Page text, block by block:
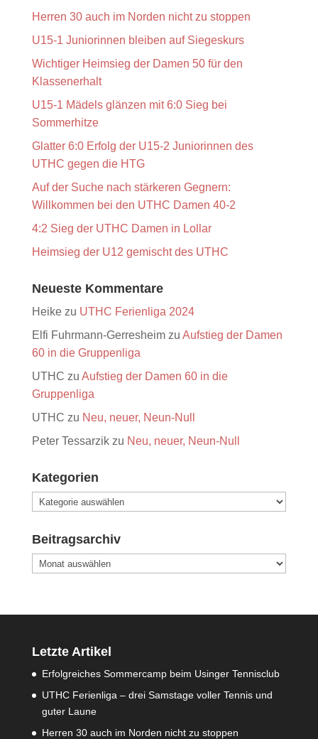
Herren 30 auch im Norden nicht zu stoppen
U15-1 Juniorinnen bleiben auf Siegeskurs
Wichtiger Heimsieg der Damen 50 für den
Klassenerhalt
U15-1 Mädels glänzen mit 6:0 Sieg bei
Sommerhitze
Glatter 6:0 Erfolg der U15-2 Juniorinnen des
UTHC gegen die HTG
Auf der Suche nach stärkeren Gegnern:
Willkommen bei den UTHC Damen 40-2
4:2 Sieg der UTHC Damen in Lollar
Heimsieg der U12 gemischt des UTHC
Neueste Kommentare
Heikezu UTHC Ferienliga 2024
Elfi Fuhrmann-Gerresheimzu Aufstieg der Damen
60 in die Gruppenliga
UTHC zu Aufstieg der Damen 60 in die
Gruppenliga
UTHC zu Neu, neuer, Neun-Null
Peter Tessarzikzu Neu, neuer, Neun-Null
Kategorien
Kategorien
Beitragsarchiv
Beitragsarchiv
Letzte Artikel
Erfolgreiches Sommercamp beim Usinger Tennisclub
UTHC Ferienliga – drei Samstage voller Tennis und
guter Laune
Herren 30 auch im Norden nicht zu stoppen